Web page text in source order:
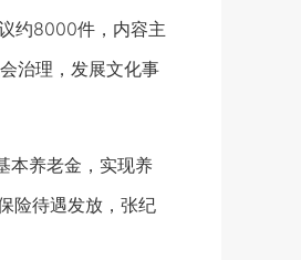
约8000件，内容主
治理，发展文化事
本养老金，实现养
险待遇发放，张纪